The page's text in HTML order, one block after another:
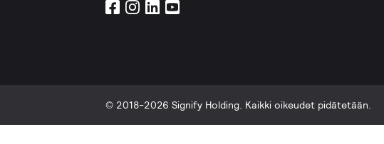
© 2018-2026 Signify Holding. Kaikki oikeudet pidätetään.